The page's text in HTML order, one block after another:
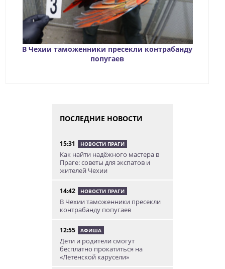
В Чехии таможенники пресекли контрабанду
попугаев
ПОСЛЕДНИЕ НОВОСТИ
15:31 НОВОСТИ ПРАГИ
Как найти надёжного мастера в
Праге: советы для экспатов и
жителей Чехии
14:42 НОВОСТИ ПРАГИ
В Чехии таможенники пресекли
контрабанду попугаев
12:55 АФИША
Дети и родители смогут
бесплатно прокатиться на
«Летенской карусели»